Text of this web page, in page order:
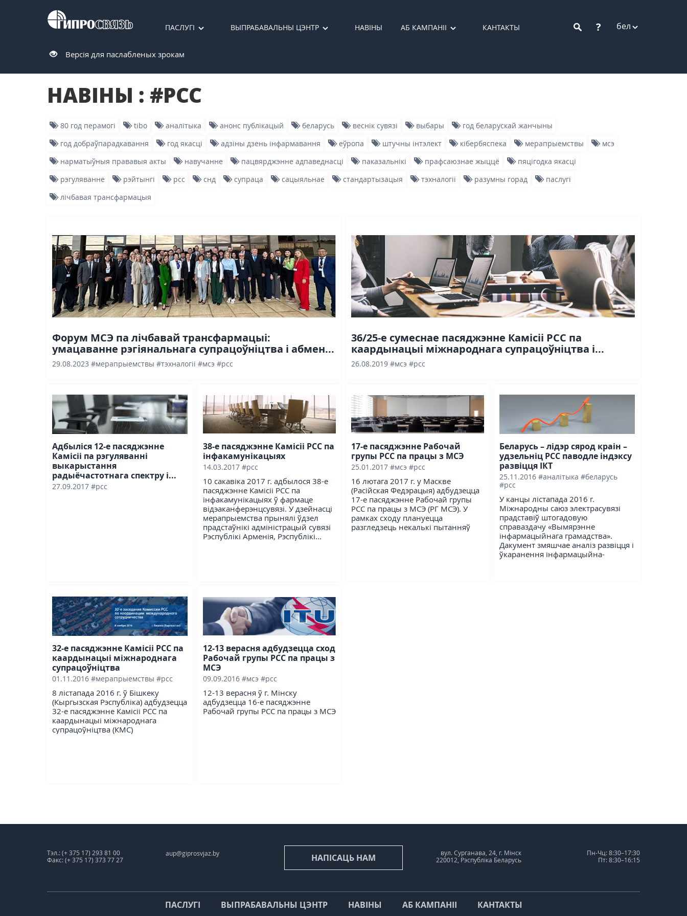
ПАСЛУГІ ВЫПРАБАВАЛЬНЫ ЦЭНТР НАВІНЫ АБ КАМПАНІІ КАНТАКТЫ ? бел
Версія для паслабленых зрокам
НАВIНЫ : #РСС
80 год перамогі tibo аналітыка анонс публікацый беларусь веснік сувязі выбары
год беларускай жанчыны
год добраўпарадкавання
год якасці адзіны дзень інфармавання еўропа штучны інтэлект кібербяспека мерапрыемствы
мсэ
нарматыўныя прававыя акты
навучанне пацвярджэнне адпаведнасці паказальнікі прафсаюзнае жыццё
пяцігодка якасці
рэгуляванне
рэйтынгі рсс снд супраца сацыяльнае стандартызацыя тэхналогіі разумны горад
паслугі
лічбавая трансфармацыя
Форум МСЭ па лічбавай трансфармацыі:
умацаванне рэгіянальнага супрацоўніцтва і абмен...
29.08.2023 #мерапрыемствы #тэхналогіі #мсэ #рсс
36/25-е сумеснае пасяджэнне Камісіі РСС па
каардынацыі міжнароднага супрацоўніцтва і...
26.08.2019 #мсэ #рсс
Адбыліся 12-е пасяджэнне
Камісіі па рэгуляванні
выкарыстання
радыёчастотнага спектру і...
27.09.2017 #рсс
38-е пасяджэнне Камісіі РСС па
інфакамунікацыях
14.03.2017 #рсс
10 сакавіка 2017 г. адбылося 38-е
пасяджэнне Камісіі РСС па
інфакамунікацыях ў фармаце
відэаканферэнцсувязі. У дзейнасці
мерапрыемства прынялі ўдзел
прадстаўнікі адміністрацый сувязі
Рэспублікі Арменія, Рэспублікі...
17-е пасяджэнне Рабочай
групы РСС па працы з МСЭ
25.01.2017 #мсэ #рсс
16 лютага 2017 г. у Маскве
(Расійская Федэрацыя) адбудзецца
17-е пасяджэнне Рабочай групы
РСС па працы з МСЭ (РГ МСЭ). У
рамках сходу плануецца
разгледзець некалькі пытанняў
Беларусь – лідэр сярод краін –
удзельніц РСС паводле індэксу
развіцця ІКТ
25.11.2016 #аналітыка #беларусь
#рсс
У канцы лістапада 2016 г.
Міжнародны саюз электрасувязі
прадставіў штогадовую
справаздачу «Вымярэнне
інфармацыйнага грамадства».
Дакумент змяшчае аналіз развіцця і
ўкаранення інфармацыйна-
32-е пасяджэнне Камісіі РСС па
каардынацыі міжнароднага
супрацоўніцтва
01.11.2016 #мерапрыемствы #рсс
8 лістапада 2016 г. ў Бішкеку
(Кыргызская Рэспубліка) адбудзецца
32-е пасяджэнне Камісіі РСС па
каардынацыі міжнароднага
супрацоўніцтва (КМС)
12-13 верасня адбудзецца сход
Рабочай групы РСС па працы з
МСЭ
09.09.2016 #мсэ #рсс
12-13 верасня ў г. Мінску
адбудзецца 16-е пасяджэнне
Рабочай групы РСС па працы з МСЭ
Тэл.: (+ 375 17) 293 81 00
Факс: (+ 375 17) 373 77 27
aup@giprosvjaz.by НАПІСАЦЬ НАМ
вул. Сурганава, 24, г. Мінск
220012, Рэспубліка Беларусь
Пн-Чц: 8:30–17:30
Пт: 8:30–16:15
ПАСЛУГІ ВЫПРАБАВАЛЬНЫ ЦЭНТР НАВІНЫ АБ КАМПАНІІ КАНТАКТЫ